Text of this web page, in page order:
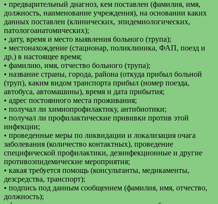
• предварительный диагноз, кем поставлен (фамилия, имя,
должность, наименование учреждения), на основании каких
данных поставлен (клинических, эпидемиологических,
патологоанатомических);
• дату, время и место выявления больного (трупа);
• местонахождение (стационар, поликлиника, ФАП, поезд и
др.) в настоящее время;
• фамилию, имя, отчество больного (трупа);
• название страны, города, района (откуда прибыл больной
(труп), каким видом транспорта прибыл (номер поезда,
автобуса, автомашины), время и дата прибытия;
• адрес постоянного места проживания;
• получал ли химиопрофилактику, антибиотики;
• получал ли профилактические прививки против этой
инфекции;
• проведенные меры по ликвидации и локализация очага
заболевания (количество контактных), проведение
специфической профилактики, дезинфекционные и другие
противоэпидемические мероприятия;
• какая требуется помощь (консультанты, медикаменты,
дезсредства, транспорт);
• подпись под данным сообщением (фамилия, имя, отчество,
должность);